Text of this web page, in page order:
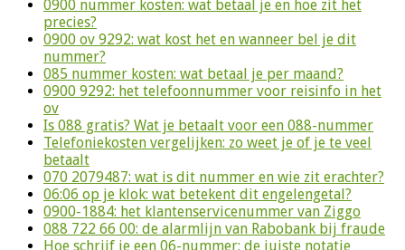
0900 nummer kosten: wat betaal je en hoe zit het
precies?
0900 ov 9292: wat kost het en wanneer bel je dit
nummer?
085 nummer kosten: wat betaal je per maand?
0900 9292: het telefoonnummer voor reisinfo in het
ov
Is 088 gratis? Wat je betaalt voor een 088-nummer
Telefoniekosten vergelijken: zo weet je of je te veel
betaalt
070 2079487: wat is dit nummer en wie zit erachter?
06:06 op je klok: wat betekent dit engelengetal?
0900-1884: het klantenservicenummer van Ziggo
088 722 66 00: de alarmlijn van Rabobank bij fraude
Hoe schrijf je een 06-nummer: de juiste notatie